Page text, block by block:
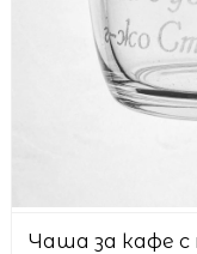
Чаша за кафе с